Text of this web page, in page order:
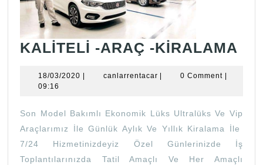
KALİTELİ -ARAÇ -KİRALAMA
18/03/2020 18/03/2020canlarrentacarcanlarrentacar
0 Comment
09:16
Son Model Bakımlı Ekonomik Lüks Ultralüks Ve Vip
Araçlarımız İle Günlük Aylık Ve Yıllık Kiralama İle
7/24 Hizmetinizdeyiz Özel Günlerinizde İş
Toplantılarınızda Tatil Amaçlı Ve Her Amaçlı